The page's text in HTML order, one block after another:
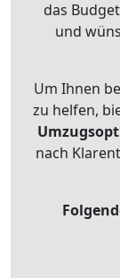
das
und
Um Ihnen
zu helfen,
nach